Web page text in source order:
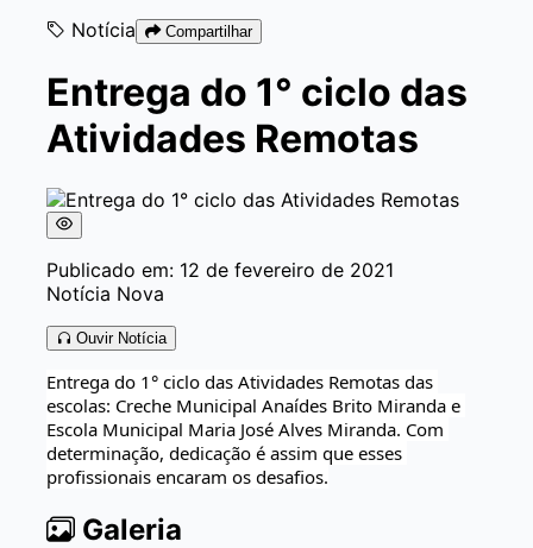
Notícia Compartilhar
Entrega do 1° ciclo das
Atividades Remotas
Publicado em: 12 de fevereiro de 2021
Notícia Nova
Ouvir Notícia
Entrega do 1° ciclo das Atividades Remotas das
escolas: Creche Municipal Anaídes Brito Miranda e
Escola Municipal Maria José Alves Miranda. Com
determinação, dedicação é assim que esses
profissionais encaram os desafios.
Galeria